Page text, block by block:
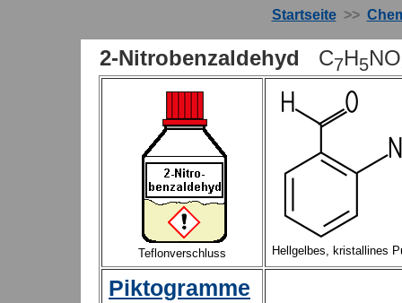
Startseite>>
2-Nitrobenzaldehyd C7H5NO
Teflonverschluss Hellgelbes, kristallines
Piktogramme